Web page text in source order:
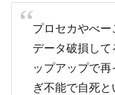
— ゆずき
プロセカやべ